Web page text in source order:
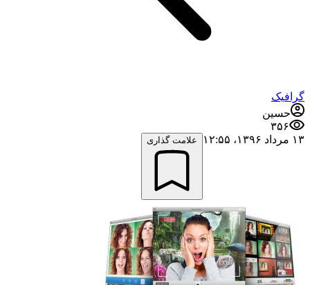
گرافیک
حسین
۳۵۶
۱۳ مرداد ۱۳۹۶،‏ ۱۲:۵۵
علامت گذاری